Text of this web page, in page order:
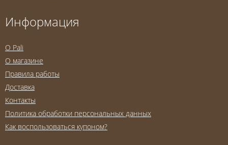
Информация
O Pali
О магазине
Правила работы
Доставка
Контакты
Политика обработки персональных данных
Как воспользоваться купоном?